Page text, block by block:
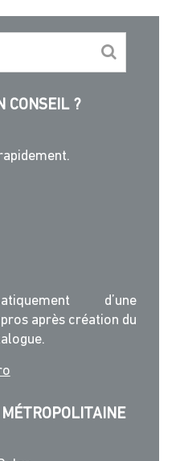
CONSEIL ?
d’une
après création du